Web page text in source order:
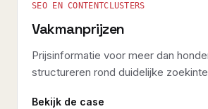
SEO EN CONTENTCLUSTERS
Vakmanprijzen
Prijsinformatie voor meer dan
structureren rond duidelijke
Bekijk de case